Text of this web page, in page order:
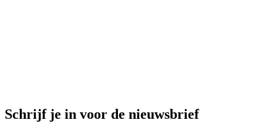
Schrijf je in voor de nieuwsbrief